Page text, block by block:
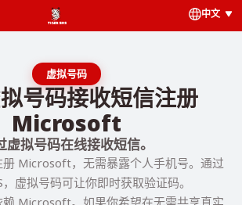
中文
虚拟号码
号码接收短信注册
Microsoft
虚拟号码在线接收短信。
Microsoft，无需暴露个人手机号。通过
，虚拟号码可让你即时获取验证码。
Microsoft。如果你希望在无需共享真实